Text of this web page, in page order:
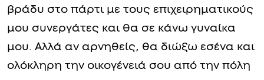
βράδυ στο πάρτι με τους επιχειρηματικούς
μου συνεργάτες και θα σε κάνω γυναίκα
μου. Αλλά αν αρνηθείς, θα διώξω εσένα και
ολόκληρη την οικογένειά σου από την πόλη